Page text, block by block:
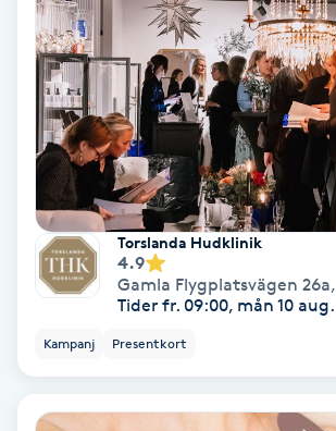
Ansiktsbehandling djuprengörande
Babylights
Balayage
Bambumassage
Barber
Barnklippning
BIAB
Torslanda Hudklinik
4.9
Gamla Flygplatsvägen 26a,
Tider fr. 09:00, mån 10 aug.
Kampanj Presentkort